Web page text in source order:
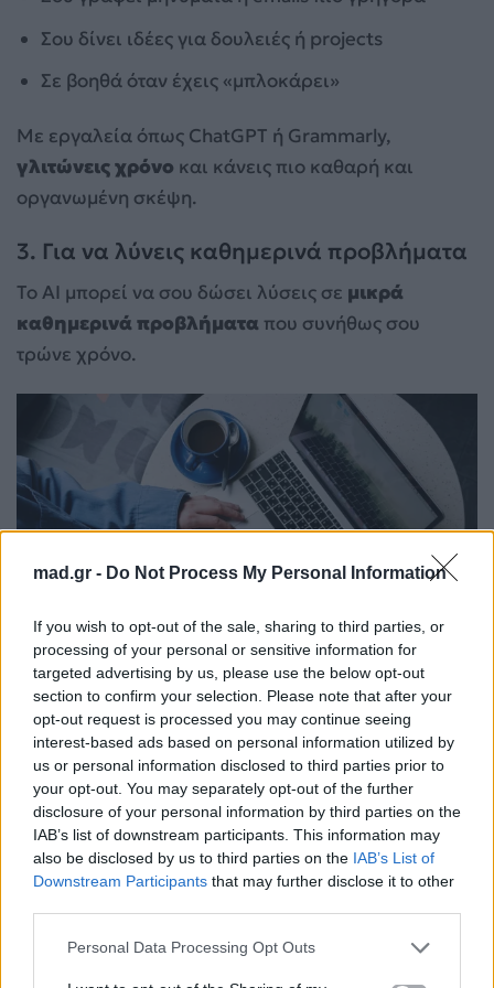
mad.gr - Do Not Process My Personal Information
If you wish to opt-out of the sale, sharing to third parties, or
processing of your personal or sensitive information for
targeted advertising by us, please use the below opt-out
section to confirm your selection. Please note that after your
opt-out request is processed you may continue seeing
interest-based ads based on personal information utilized by
us or personal information disclosed to third parties prior to
your opt-out. You may separately opt-out of the further
disclosure of your personal information by third parties on the
IAB’s list of downstream participants. This information may
also be disclosed by us to third parties on the IAB’s List of
Downstream Participants that may further disclose it to other
Personal Data Processing Opt Outs
Σου δίνει ιδέες για δουλειές ή projects
Σε βοηθά όταν έχεις «μπλοκάρει»
Με εργαλεία όπως ChatGPT ή Grammarly,
γλιτώνεις χρόνο και κάνεις πιο καθαρή και
οργανωμένη σκέψη.
3. Για να λύνεις καθημερινά προβλήματα
Το AI μπορεί να σου δώσει λύσεις σε μικρά
καθημερινά προβλήματα που συνήθως σου
τρώνε χρόνο.
Πηγή: Pexels
Για παράδειγμα:
Μεταφράσεις κειμένων ή λέξεων άμεσα
Βρίσκεις πληροφορίες χωρίς να ψάχνεις πολύ
Παίρνεις προτάσεις για φαγητό, ταξίδια ή